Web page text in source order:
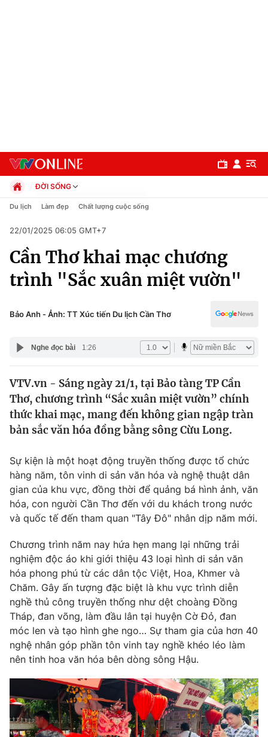
Chuyên mục
Chính trị
Pháp luật
Thế giới
Tin tức
Thế giới đó đây
Câu chuyện quốc tế
Tài chính
Thị trường
Góc doanh nghiệp
Dữ liệu và đời sống
Truyền hình
Phim VTV
Hậu trường
Nhân vật
Khán giả
Giải sao mai
Giải trí
Điện ảnh
Âm nhạc
Sao
Đời sống
Du lịch
Làm đẹp
Chất lượng cuộc sống
Giáo dục
Tuyển sinh
Học trực tuyến
Công nghệ
Hitech Công nghệ tương lai
Sản phẩm
Thị trường
Giao lưu trực tuyến
Lịch phát sóng
ĐỜI SỐNG
Chính trị
Pháp luật
Kinh tế
Thể thao
Truyền hình
Y tế
Công nghệ
Du lịch Làm đẹp Chất lượng cuộc sống
22/01/2025 06:05 GMT+7
Cần Thơ khai mạc chương
trình "Sắc xuân miệt vườn"
Bảo Anh - Ảnh: TT Xúc tiến Du lịch Cần Thơ
Nghe đọc bài 1:26
VTV.vn - Sáng ngày 21/1, tại Bảo tàng TP Cần
Thơ, chương trình “Sắc xuân miệt vườn” chính
thức khai mạc, mang đến không gian ngập tràn
bản sắc văn hóa đồng bằng sông Cừu Long.
Sự kiện là một hoạt động truyền thống được tổ chức
hàng năm, tôn vinh di sản văn hóa và nghệ thuật dân
gian của khu vực, đồng thời để quảng bá hình ảnh, văn
hóa, con người Cần Thơ đến với du khách trong nước
và quốc tế đến tham quan "Tây Đô" nhân dịp năm mới.
Chương trình năm nay hứa hẹn mang lại những trải
nghiệm độc áo khi giới thiệu 43 loại hình di sản văn
hóa phong phú từ các dân tộc Việt, Hoa, Khmer và
Chăm. Gây ấn tượng đặc biệt là khu vực trình diễn
nghề thủ công truyền thống như dệt choàng Đồng
Tháp, đan võng, làm đầu lân tại huyện Cờ Đỏ, đan
móc len và tạo hình ghe ngo… Sự tham gia của hơn 40
nghệ nhân góp phần tôn vinh tay nghề khéo léo làm
nên tinh hoa văn hóa bên dòng sông Hậu.